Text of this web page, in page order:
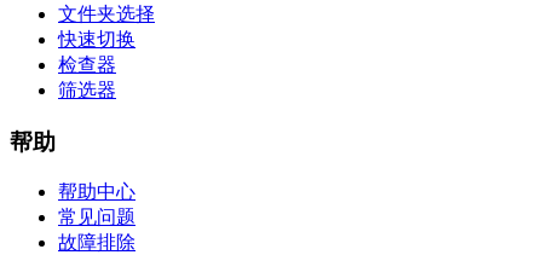
文件夹选择
快速切换
检查器
筛选器
帮助
帮助中心
常见问题
故障排除